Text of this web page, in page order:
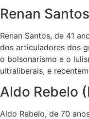
Renan
Renan Santos, de 41
dos articuladores dos
o bolsonarismo e o
ultraliberais, e
Aldo Rebelo
Aldo Rebelo, de 70